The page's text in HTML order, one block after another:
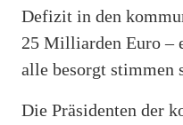
Defizit in den
25 Milliarden Euro –
alle besorgt stimmen
Die Präsidenten der